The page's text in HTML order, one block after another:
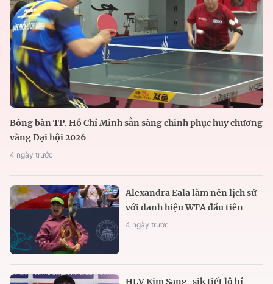
Bóng bàn TP. Hồ Chí Minh sẵn sàng chinh phục huy chương
vàng Đại hội 2026
4 ngày trước
Alexandra Eala làm nên lịch sử
với danh hiệu WTA đầu tiên
4 ngày trước
HLV Kim Sang-sik tiết lộ bí